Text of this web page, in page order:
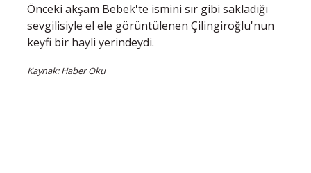
Önceki akşam Bebek'te ismini sır gibi sakladığı
sevgilisiyle el ele görüntülenen Çilingiroğlu'nun
keyfi bir hayli yerindeydi.
Kaynak: Haber Oku